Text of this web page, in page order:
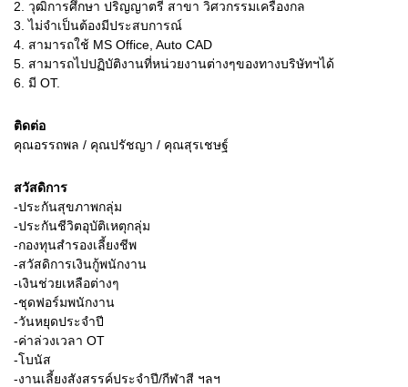
2. วุฒิการศึกษา ปริญญาตรี สาขา วิศวกรรมเครื่องกล
3. ไม่จำเป็นต้องมีประสบการณ์
4. สามารถใช้ MS Office, Auto CAD
5. สามารถไปปฏิบัติงานที่หน่วยงานต่างๆของทางบริษัทฯได้
6. มี OT.
ติดต่อ
คุณอรรถพล / คุณปรัชญา / คุณสุรเชษฐ์
สวัสดิการ
-ประกันสุขภาพกลุ่ม
-ประกันชีวิตอุบัติเหตุกลุ่ม
-กองทุนสำรองเลี้ยงชีพ
-สวัสดิการเงินกู้พนักงาน
-เงินช่วยเหลือต่างๆ
-ชุดฟอร์มพนักงาน
-วันหยุดประจำปี
-ค่าล่วงเวลา OT
-โบนัส
-งานเลี้ยงสังสรรค์ประจำปี/กีฬาสี ฯลฯ